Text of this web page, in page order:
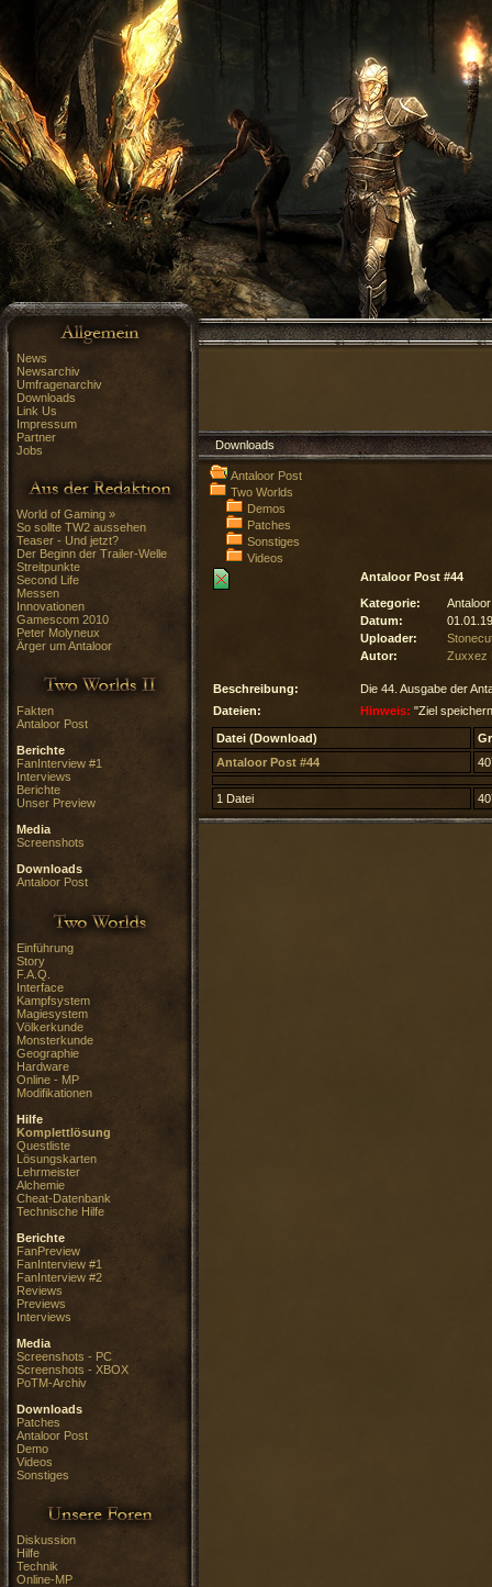
News
Newsarchiv
Umfragenarchiv
Downloads
Link Us
Impressum
Partner
Jobs
World of Gaming »
So sollte TW2 aussehen
Teaser - Und jetzt?
Der Beginn der Trailer-Welle
Streitpunkte
Second Life
Messen
Innovationen
Gamescom 2010
Peter Molyneux
Ärger um Antaloor
Fakten
Antaloor Post
Berichte
FanInterview #1
Interviews
Berichte
Unser Preview
Media
Screenshots
Downloads
Antaloor Post
Einführung
Story
F.A.Q.
Interface
Kampfsystem
Magiesystem
Völkerkunde
Monsterkunde
Geographie
Hardware
Online - MP
Modifikationen
Hilfe
Komplettlösung
Questliste
Lösungskarten
Lehrmeister
Alchemie
Cheat-Datenbank
Technische Hilfe
Berichte
FanPreview
FanInterview #1
FanInterview #2
Reviews
Previews
Interviews
Media
Screenshots - PC
Screenshots - XBOX
PoTM-Archiv
Downloads
Patches
Antaloor Post
Demo
Videos
Sonstiges
Diskussion
Hilfe
Technik
Online-MP
Downloads
Antaloor Post
Two Worlds
Demos
Patches
Sonstiges
Videos
Antaloor Post #44
Kategorie:
Datum:
Uploader:
Autor:
Zuxxez
Beschreibung:
Die 44. Ausgabe der
Dateien:
Hinweis: "Ziel
Datei (Download)
Antaloor Post #44
1 Datei